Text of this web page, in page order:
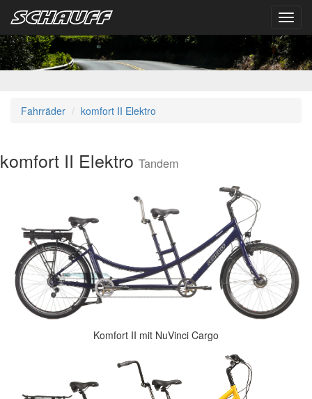
Fahrräder komfort II Elektro
komfort II Elektro Tandem
Komfort II mit NuVinci Cargo